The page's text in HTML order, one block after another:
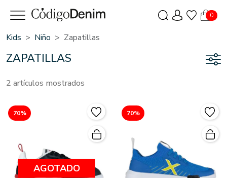
0
Kids Niño Zapatillas
ZAPATILLAS
2 artículos mostrados
70%
AGOTADO
70%